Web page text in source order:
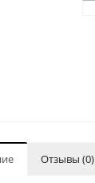
Отзывы (0)